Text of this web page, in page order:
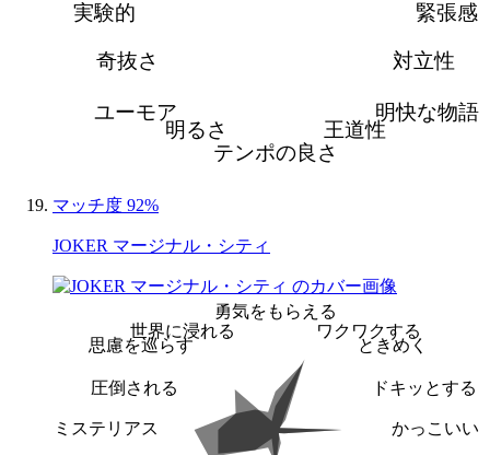
緊張感
対立性
明快な物語
王道性
テンポの良さ
明るさ
ユーモア
奇抜さ
実験的
マッチ度 92%
JOKER マージナル・シティ
勇気をもらえる
ワクワクする
ときめく
ドキッとする
かっこいい
ミステリアス
圧倒される
思慮を巡らす
世界に浸れる